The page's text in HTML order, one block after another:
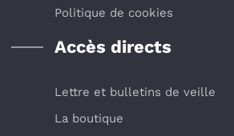
Politique de cookies
Accès directs
Lettre et bulletins de veille
La boutique